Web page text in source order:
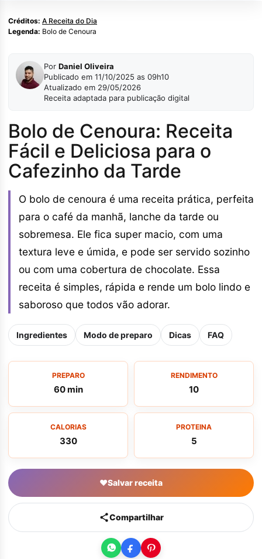
Créditos: A Receita do Dia
Legenda: Bolo de Cenoura
Por Daniel Oliveira
Publicado em 11/10/2025 as 09h10
Atualizado em 29/05/2026
Receita adaptada para publicação digital
Bolo de Cenoura: Receita
Fácil e Deliciosa para o
Cafezinho da Tarde
O bolo de cenoura é uma receita prática, perfeita
para o café da manhã, lanche da tarde ou
sobremesa. Ele fica super macio, com uma
textura leve e úmida, e pode ser servido sozinho
ou com uma cobertura de chocolate. Essa
receita é simples, rápida e rende um bolo lindo e
saboroso que todos vão adorar.
Ingredientes Modo de preparo Dicas FAQ
PREPARO
60 min
RENDIMENTO
10
CALORIAS
330
PROTEINA
5
♥Salvar receita
Compartilhar